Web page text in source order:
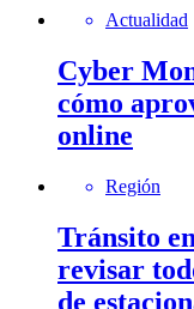
Actualidad
Cyber
cómo
online
Región
Tránsito
revisar
de